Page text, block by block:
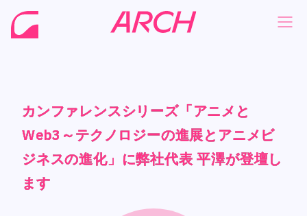
カンファレンスシリーズ「アニメと
Web3～テクノロジーの進展とアニメビ
ジネスの進化」に弊社代表 平澤が登壇し
ます
カンファレンスシリーズ「アニメと
Web3～テクノロジーの進展とアニメビ
ジネスの進化」に弊社代表 平澤が登壇し
ます
カンファレンスシリーズ「アニメと
Web3～テクノロジーの進展とアニメビ
ジネスの進化」に弊社代表 平澤が登壇し
ます
NEWS
COMPANY
PHILOSOPHY
NEWS
COMPANY
PHILOSOPHY
カンファレンスシリーズ「アニメと
Web3～テクノロジーの進展とアニメビ
ジネスの進化」に弊社代表 平澤が登壇し
ます